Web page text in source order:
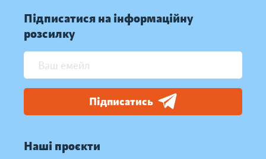
Підписатися на інформаційну
розсилку
Підписатись
Наші проєкти